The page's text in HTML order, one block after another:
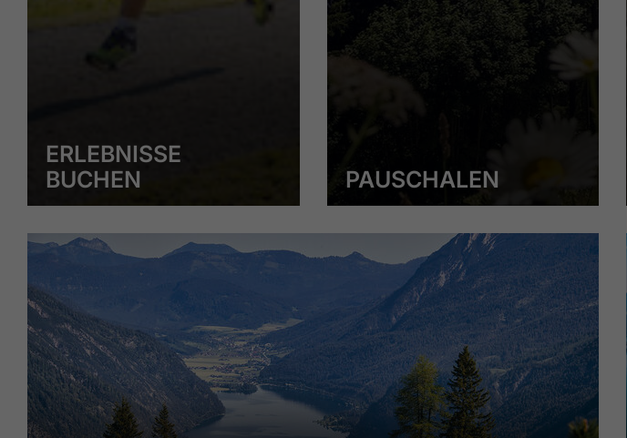
ERLEBNISSE
BUCHEN
PAUSCHALEN